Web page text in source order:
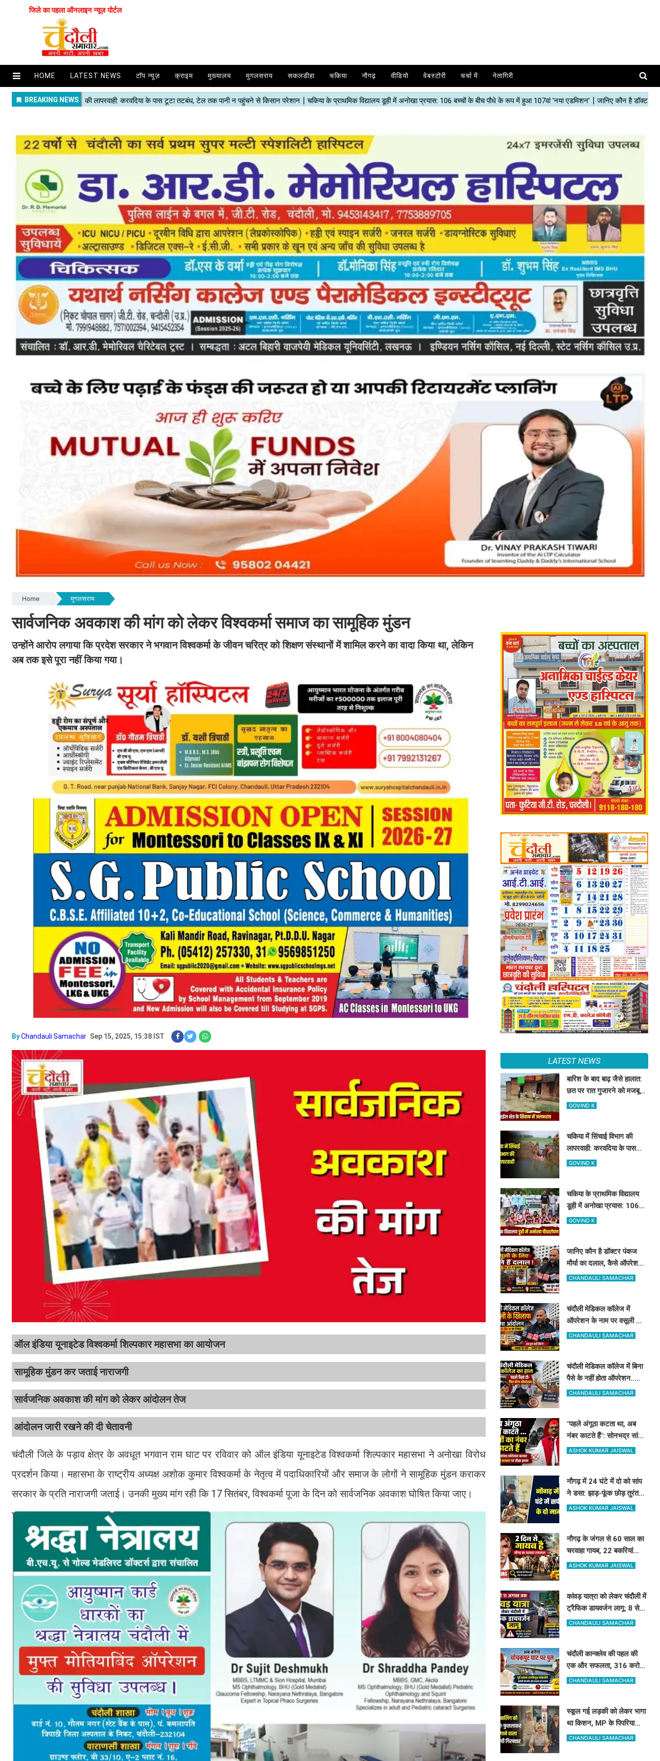
जिले का पहला ऑनलाइन न्यूज़ पोर्टल
HOME LATEST NEWS टॉप न्यूज़ क्राइम मुख्यालय मुगलसराय सकलडीहा चकिया नौगढ़ वीडियो वेबस्टोरी चर्चा में नेतागिरी
Home मुगलसराय
सार्वजनिक अवकाश की मांग को लेकर विश्वकर्मा समाज का सामूहिक मुंडन
उन्होंने आरोप लगाया कि प्रदेश सरकार ने भगवान विश्वकर्मा के जीवन चरित्र को शिक्षण संस्थानों में शामिल करने का वादा किया था, लेकिन
अब तक इसे पूरा नहीं किया गया।
ByChandauli Samachar Sep 15, 2025, 15:38 IST
ऑल इंडिया यूनाइटेड विश्वकर्मा शिल्पकार महासभा का आयोजन
सामूहिक मुंडन कर जताई नाराजगी
सार्वजनिक अवकाश की मांग को लेकर आंदोलन तेज
आंदोलन जारी रखने की दी चेतावनी
चंदौली जिले के पड़ाव क्षेत्र के अवधूत भगवान राम घाट पर रविवार को ऑल इंडिया यूनाइटेड विश्वकर्मा शिल्पकार महासभा ने अनोखा विरोध
प्रदर्शन किया। महासभा के राष्ट्रीय अध्यक्ष अशोक कुमार विश्वकर्मा के नेतृत्व में पदाधिकारियों और समाज के लोगों ने सामूहिक मुंडन कराकर
सरकार के प्रति नाराजगी जताई। उनकी मुख्य मांग रही कि 17 सितंबर, विश्वकर्मा पूजा के दिन को सार्वजनिक अवकाश घोषित किया जाए।
LATEST NEWS
बारिश के बाद बाढ़ जैसे हालात:
छत पर रात गुजारने को मजबूर
बनवासी, BDO साहब रास्ता और
GOVIND K
चकिया में सिंचाई विभाग की
लापरवाही: करवदिया के पास
टूटा तटबंध, टेल तक पानी न
GOVIND K
चकिया के प्राथमिक विद्यालय
डूही में अनोखा प्रयास: 106
बच्चों के बीच पौधे के रूप में हुआ
GOVIND K
जानिए कौन है डॉक्टर पंकज
मौर्या का दलाल, कैसे ऑपरेशन
के लिए खुलेआम मांगता है पैसे,
CHANDAULI SAMACHAR
चंदौली मेडिकल कॉलेज में
ऑपरेशन के नाम पर वसूली का
मनोज सिंह डब्लू करेंगे विरोध,
CHANDAULI SAMACHAR
चंदौली मेडिकल कॉलेज में बिना
पैसे के नहीं होता ऑपरेशन..
विधवा से मांगे 30 हजार, DM-
CHANDAULI SAMACHAR
"पहले अंगूठा कटता था, अब
नंबर काटते हैं": सोनभद्र सांसद
छोटेलाल खरवार का मोदी
ASHOK KUMAR JAISWAL
नौगढ़ में 24 घंटे में दो को सांप
ने डसा: झाड़-फूंक छोड़ तुरंत
पहुंचे अस्पताल, सही समय पर
ASHOK KUMAR JAISWAL
नौगढ़ के जंगल से 60 साल का
चरवाहा गायब, 22 बकरियां
अकेले लौटीं घर..आखिर
ASHOK KUMAR JAISWAL
कांवड़ यात्रा को लेकर चंदौली में
ट्रैफिक डायवर्जन लागू: 8 से
11 अगस्त तक बदले रहेंगे ये
CHANDAULI SAMACHAR
चंदौली कान्क्लेव की पहल की
एक और सफलता, 316 करोड़
से गंगा और कर्मनाशा नदी पर
CHANDAULI SAMACHAR
स्कूल गई लड़की को लेकर भागा
था किशन, MP के पिपरिया
स्टेशन से अरेस्ट, लड़की
CHANDAULI SAMACHAR